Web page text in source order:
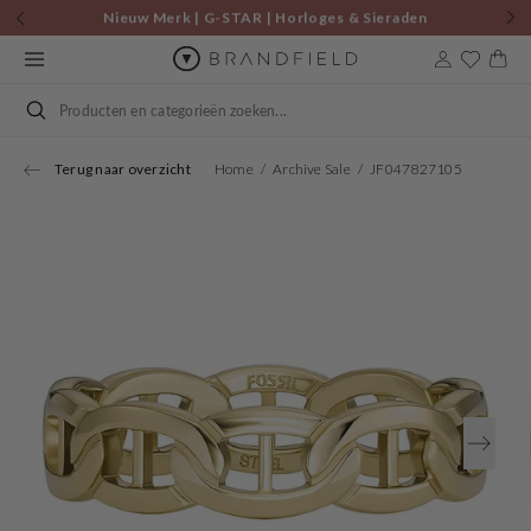
Skip to
content
Nieuw Merk | G-STAR | Horloges & Sieraden
Cart
Search
Terug naar overzicht Home Archive Sale JF047827105
Open
media
1
in
gallery